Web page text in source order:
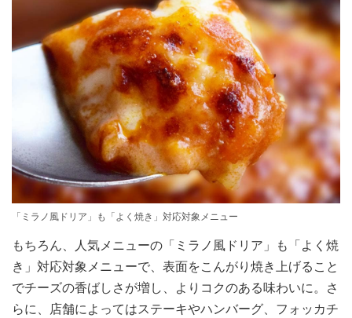
「ミラノ風ドリア」も「よく焼き」対応対象メニュー
もちろん、人気メニューの「ミラノ風ドリア」も「よく焼
き」対応対象メニューで、表面をこんがり焼き上げること
でチーズの香ばしさが増し、よりコクのある味わいに。さ
らに、店舗によってはステーキやハンバーグ、フォッカチ